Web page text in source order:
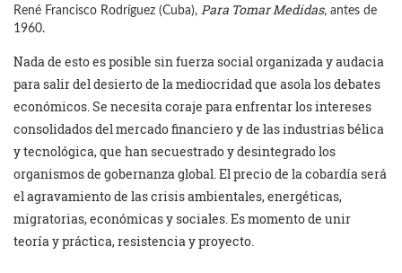
René Francisco Rodríguez (Cuba), Para Tomar Medidas, antes de
1960.
Nada de esto es posible sin fuerza social organizada y audacia
para salir del desierto de la mediocridad que asola los debates
económicos. Se necesita coraje para enfrentar los intereses
consolidados del mercado financiero y de las industrias bélica
y tecnológica, que han secuestrado y desintegrado los
organismos de gobernanza global. El precio de la cobardía será
el agravamiento de las crisis ambientales, energéticas,
migratorias, económicas y sociales. Es momento de unir
teoría y práctica, resistencia y proyecto.